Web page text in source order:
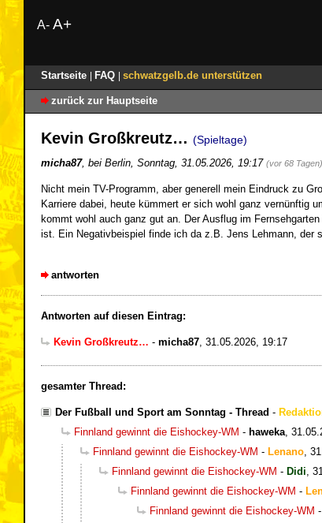
A- A+
Startseite FAQ schwatzgelb.de unterstützen
zurück zur Hauptseite
Kevin Großkreutz… (Spieltage)
micha87, bei Berlin Sonntag, 31.05.2026, 19:17 (vor 68 Tagen)
Nicht mein TV-Programm, aber generell mein Eindruck zu
Karriere dabei, heute kümmert er sich wohl ganz vernünftig
kommt wohl auch ganz gut an. Der Ausflug im
ist. Ein Negativbeispiel finde ich da z.B. Jens Lehmann, der
antworten
Antworten auf diesen Eintrag:
Kevin Großkreutz… - micha87 31.05.2026, 19:17
gesamter Thread:
Der Fußball und Sport am Sonntag - Thread -
Finnland gewinnt die Eishockey-WM - haweka
Finnland gewinnt die Eishockey-WM - Lenano
Finnland gewinnt die Eishockey-WM - Didi
Finnland gewinnt die Eishockey-WM -
Finnland gewinnt die Eishockey-WM -